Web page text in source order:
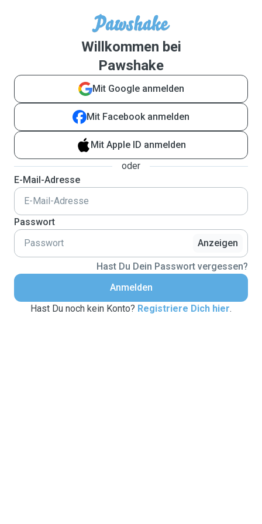
Willkommen bei
Pawshake
Mit Google anmelden
Mit Facebook anmelden
Mit Apple ID anmelden
oder
E-Mail-Adresse
Passwort
Anzeigen
Hast Du Dein Passwort vergessen?
Anmelden
Hast Du noch kein Konto? Registriere Dich hier.